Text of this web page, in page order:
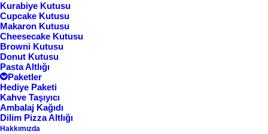
Kurabiye Kutusu
Cupcake Kutusu
Makaron Kutusu
Cheesecake Kutusu
Browni Kutusu
Donut Kutusu
Pasta Altlığı
Paketler
Hediye Paketi
Kahve Taşıyıcı
Ambalaj Kağıdı
Dilim Pizza Altlığı
Hakkımızda
istanbul karton kutu